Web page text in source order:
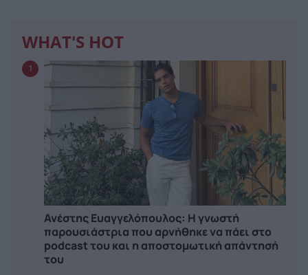
WHAT'S HOT
1
Ανέστης Ευαγγελόπουλος: Η γνωστή
παρουσιάστρια που αρνήθηκε να πάει στο
podcast του και η αποστομωτική απάντησή
του